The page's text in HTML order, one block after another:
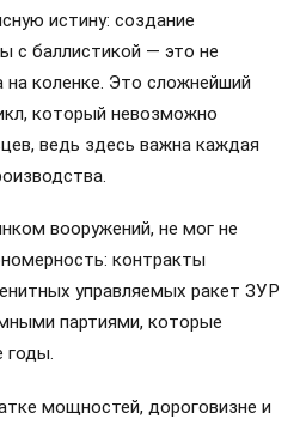
истину: создание
с баллистикой — это не
на коленке. Это сложнейший
который невозможно
ведь здесь важна каждая
вооружений, не мог не
контракты
управляемых ракет ЗУР
партиями, которые
годы.
мощностей, дороговизне и